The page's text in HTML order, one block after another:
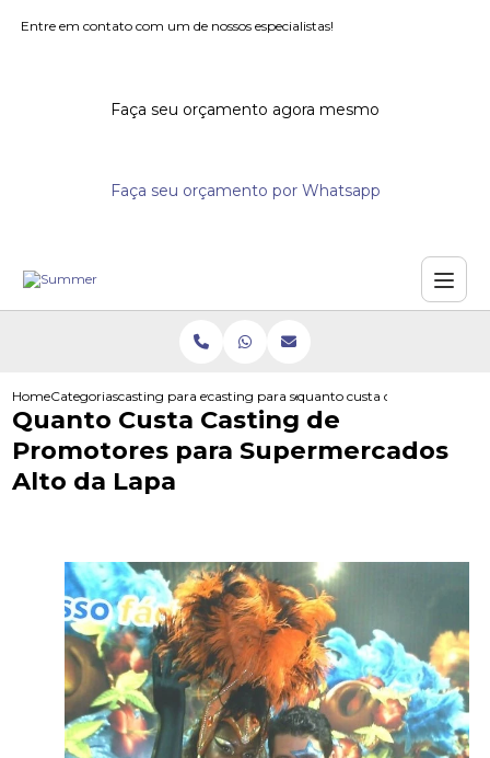
Entre em contato com um de nossos especialistas!
Faça seu orçamento agora mesmo
Faça seu orçamento por Whatsapp
HomeCategoriascasting para eventoscasting para seminariosquanto custa casting de
Quanto Custa Casting de
Promotores para Supermercados
Alto da Lapa